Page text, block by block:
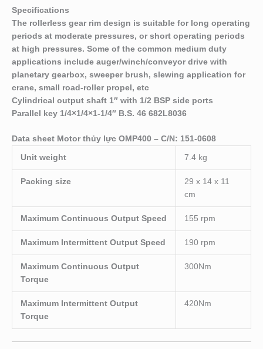
Specifications
The rollerless gear rim design is suitable for long operating
periods at moderate pressures, or short operating periods
at high pressures. Some of the common medium duty
applications include auger/winch/conveyor drive with
planetary gearbox, sweeper brush, slewing application for
crane, small road-roller propel, etc
Cylindrical output shaft 1″ with 1/2 BSP side ports
Parallel key 1/4×1/4×1-1/4″ B.S. 46 682L8036
Data sheet Motor thủy lực OMP400 – C/N: 151-0608
Unit weight 7.4 kg
Packing size
29 x 14 x 11
cm
Maximum Continuous Output Speed 155 rpm
Maximum Intermittent Output Speed 190 rpm
Maximum Continuous Output
Torque
300Nm
Maximum Intermittent Output
Torque
420Nm